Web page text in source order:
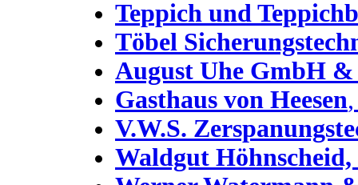
Teppich und
Töbel
August Uhe GmbH
Gasthaus von Heesen
V.W.S.
Waldgut